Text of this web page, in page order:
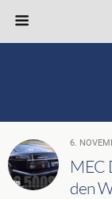
6.
MEC
den